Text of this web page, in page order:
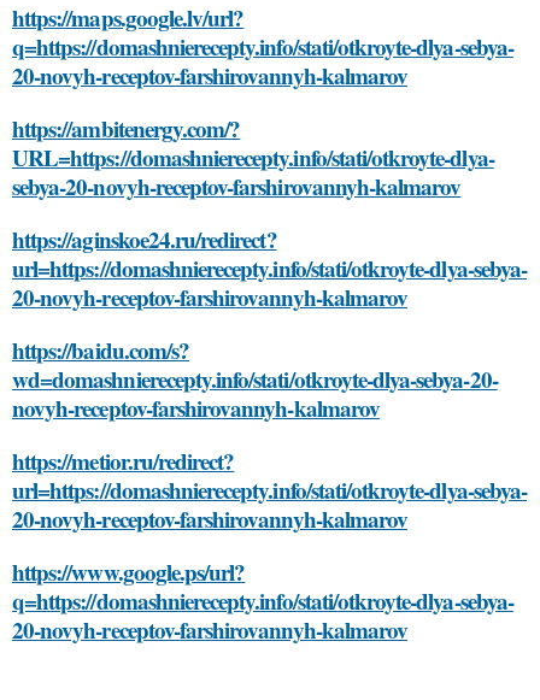
https://maps.google.lv/url?
q=https://domashnierecepty.info/stati/otkroyte-dlya-sebya-
20-novyh-receptov-farshirovannyh-kalmarov
https://ambitenergy.com/?
URL=https://domashnierecepty.info/stati/otkroyte-dlya-
sebya-20-novyh-receptov-farshirovannyh-kalmarov
https://aginskoe24.ru/redirect?
url=https://domashnierecepty.info/stati/otkroyte-dlya-sebya-
20-novyh-receptov-farshirovannyh-kalmarov
https://baidu.com/s?
wd=domashnierecepty.info/stati/otkroyte-dlya-sebya-20-
novyh-receptov-farshirovannyh-kalmarov
https://metior.ru/redirect?
url=https://domashnierecepty.info/stati/otkroyte-dlya-sebya-
20-novyh-receptov-farshirovannyh-kalmarov
https://www.google.ps/url?
q=https://domashnierecepty.info/stati/otkroyte-dlya-sebya-
20-novyh-receptov-farshirovannyh-kalmarov